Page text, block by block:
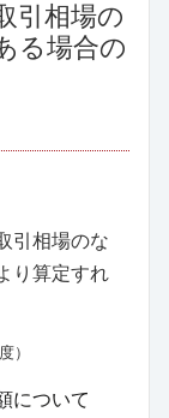
引相場の
る場合の
引相場のな
り算定すれ
）
について